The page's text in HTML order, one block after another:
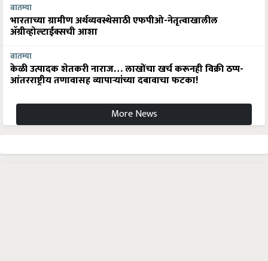
बातम्या
भारताच्या ग्रामीण अर्थव्यवस्थेसाठी एफपीओ-नेतृत्वाखालील
अ‍ॅग्रीव्होल्टाईक्सची आशा
बातम्या
केळी उत्पादक शेतकरी नाराज… लाखोंचा खर्च करूनही विक्री ठप्प-
आंतरराष्ट्रीय तणावासह व्यापाऱ्यांच्या दबावाचा फटका!
More News